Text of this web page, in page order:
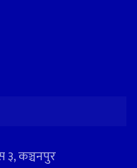
३, कञ्चनपुर